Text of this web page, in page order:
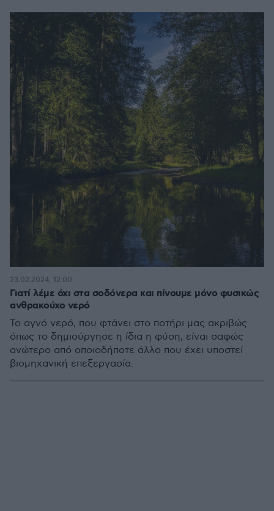
Γιατί λέμε όχι στα σοδόνερα και πίνουμε μόνο φυσικώς
ανθρακούχο νερό
Το αγνό νερό, που φτάνει στο ποτήρι μας ακριβώς
όπως το δημιούργησε η ίδια η φύση, είναι σαφώς
ανώτερο από οποιοδήποτε άλλο που έχει υποστεί
βιομηχανική επεξεργασία.
23.02.2024, 12:00